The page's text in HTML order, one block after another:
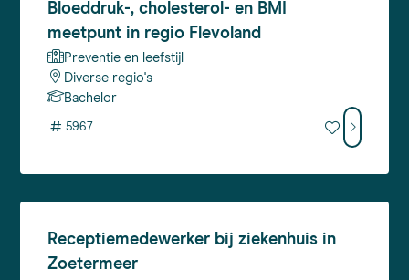
Bloeddruk-,cholesterol- en BMI
meetpunt in regio Flevoland
Preventie en leefstijl
Diverse regio's
Bachelor
# 5967
Receptiemedewerkerbij ziekenhuis in
Zoetermeer